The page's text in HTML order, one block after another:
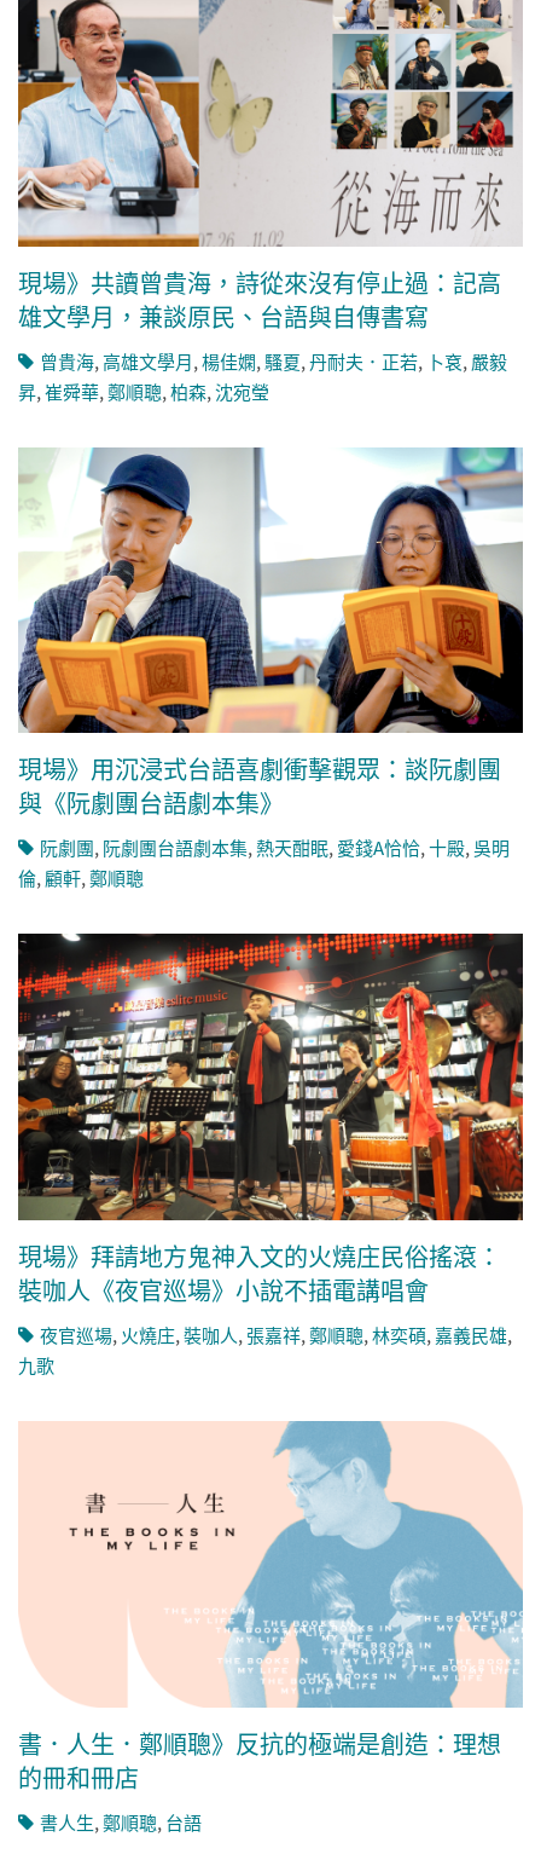
現場》共讀曾貴海，詩從來沒有停止過：記高
雄文學月，兼談原民、台語與自傳書寫
曾貴海,高雄文學月,楊佳嫻, 騷夏,丹耐夫．正若, 卜袞, 嚴毅
昇,崔舜華,鄭順聰,柏森,沈宛瑩
現場》用沉浸式台語喜劇衝擊觀眾：談阮劇團
與《阮劇團台語劇本集》
阮劇團,阮劇團台語劇本集,熱天酣眠,愛錢A恰恰,十殿,吳明
倫,顧軒,鄭順聰
現場》拜請地方鬼神入文的火燒庄民俗搖滾：
裝咖人《夜官巡場》小說不插電講唱會
夜官巡場, 火燒庄,裝咖人, 張嘉祥,鄭順聰,林奕碩, 嘉義民雄,
九歌
書．人生．鄭順聰》反抗的極端是創造：理想
的冊和冊店
書人生,鄭順聰, 台語